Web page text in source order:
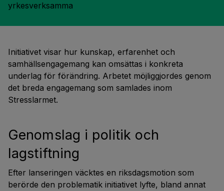
yrkesverksamma
Initiativet visar hur kunskap, erfarenhet och
samhällsengagemang kan omsättas i konkreta
underlag för förändring. Arbetet möjliggjordes genom
det breda engagemang som samlades inom
Stresslarmet.
Genomslag i politik och
lagstiftning
Efter lanseringen väcktes en riksdagsmotion som
berörde den problematik initiativet lyfte, bland annat